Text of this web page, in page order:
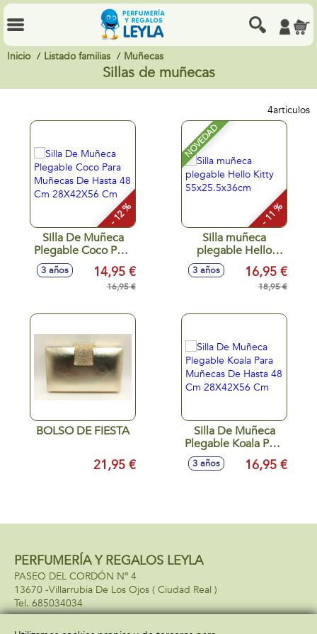
Inicio Listado familias Muñecas
Sillas de muñecas
4articulos
- 12 %
Silla De Muñeca
Plegable Coco Para
Muñecas De Hasta
48 Cm 28X42X56
3 años 14,95 €
16,95 €
NOVEDAD
- 11 %
Silla muñeca
plegable Hello
Kitty
55x25.5x36cm
3 años 16,95 €
18,95 €
BOLSO DE FIESTA
21,95 €
Silla De Muñeca
Plegable Koala Para
Muñecas De Hasta
48 Cm 28X42X56
3 años 16,95 €
PERFUMERÍA Y REGALOS LEYLA
PASEO DEL CORDÓN Nº 4
13670 -Villarrubia De Los Ojos ( Ciudad Real )
685034034